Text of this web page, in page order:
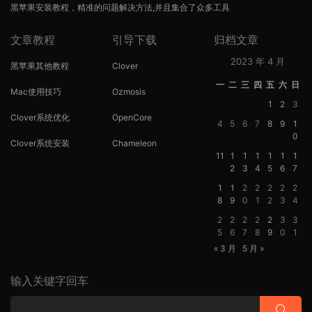
黑苹果安装教程，精准的问题解决方法,并且集合了众多工具
文章教程
黑苹果其他教程
Mac使用技巧
Clover系统优化
Clover系统安装
引导下载
Clover
Ozmosis
OpenCore
Chameleon
归档文章
2023 年 4 月
一 二 三 四 五 六 日
1
2
3
4
5 6 7 8 9
1
0
11
1
2
1
3
1
4
1
5
1
6
1
7
1
8
1
9
2
0
2
1
2
2
2
3
2
4
2
5
2
6
2
7
2
8
2
9
3
0
3
1
« 3 月
5 月 »
输入关键字回车